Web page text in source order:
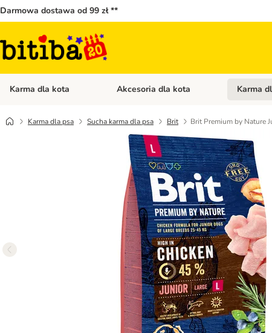
Darmowa dostawa od 99 zł **
Karma dla kota Otwórz menu kategorii: Karma dla kota
Akcesoria dla kota Otwórz
Karma
Karma dla psa Sucha karma dla psa Brit Brit Premium by Nature